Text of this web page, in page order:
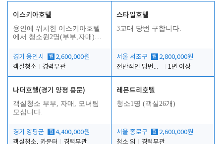
이스키아호텔
용인에 위치한 이스키아호텔
에서 청소원2명(부부,자매)을
경기 용인시
월 2,600,000원
객실청소
경력무관
스타일호텔
3교대 당번 구합니다.
서울 서초구 월 2,800,000원
전반적인 당번업무
1년 이상
나더호텔(경기 양평 용문)
객실청소 부부, 자매, 모녀팀
모십니다.
경기 양평군 월 4,400,000원
객실청소, 카운터
경력무관
레몬트리호텔
청소1명 (객실26개)
서울 종로구 월 2,600,000원
청소 외
경력무관